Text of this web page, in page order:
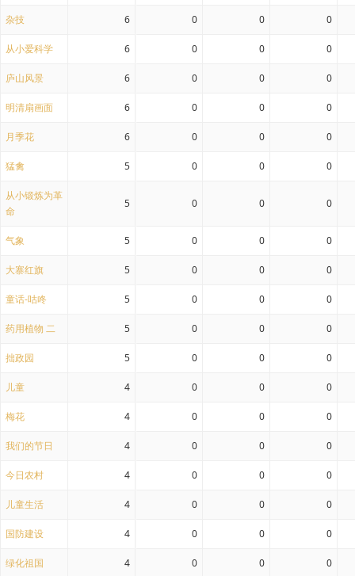
杂技 6 0 0 0
从小爱科学 6 0 0 0
庐山风景 6 0 0 0
明清扇画面 6 0 0 0
月季花 6 0 0 0
猛禽 5 0 0 0
从小锻炼为革
命
5 0 0 0
气象 5 0 0 0
大寨红旗 5 0 0 0
童话-咕咚 5 0 0 0
药用植物 二 5 0 0 0
拙政园 5 0 0 0
儿童 4 0 0 0
梅花 4 0 0 0
我们的节日 4 0 0 0
今日农村 4 0 0 0
儿童生活 4 0 0 0
国防建设 4 0 0 0
绿化祖国 4 0 0 0